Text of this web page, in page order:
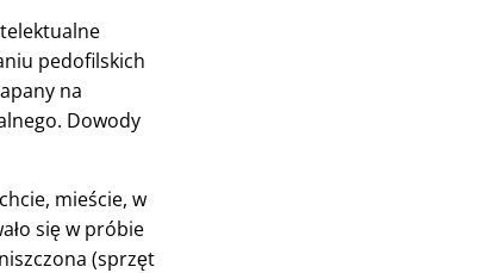
pedofilskich
na
Dowody
mieście, w
się w próbie
(sprzęt